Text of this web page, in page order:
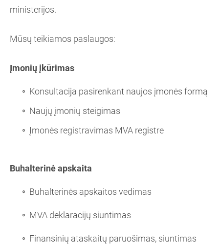
ministerijos.
Mūsų teikiamos paslaugos:
Įmonių įkūrimas
Konsultacija pasirenkant naujos įmonės formą
Naujų įmonių steigimas
Įmonės registravimas MVA registre
Buhalterinė apskaita
Buhalterinės apskaitos vedimas
MVA deklaracijų siuntimas
Finansinių ataskaitų paruošimas, siuntimas